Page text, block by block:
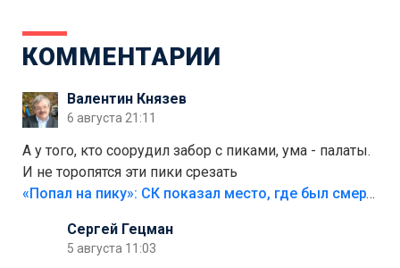
КОММЕНТАРИИ
Валентин Князев
6 августа 21:11
А у того, кто соорудил забор с пиками, ума - палаты.
И не торопятся эти пики срезать
«Попал на пику»: СК показал место, где был смертельно травмирован ребенок в Тольятти
Сергей Гецман
5 августа 11:03